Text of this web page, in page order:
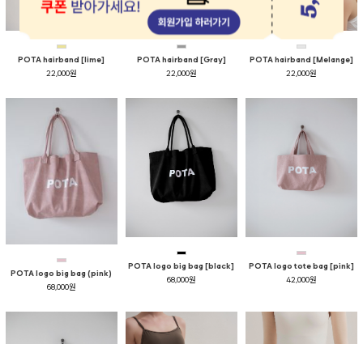
POTA hairband [lime]
22,000원
POTA hairband [Gray]
22,000원
POTA hairband [Melange]
22,000원
POTA logo big bag (pink)
68,000원
POTA logo big bag [black]
68,000원
POTA logo tote bag [pink]
42,000원